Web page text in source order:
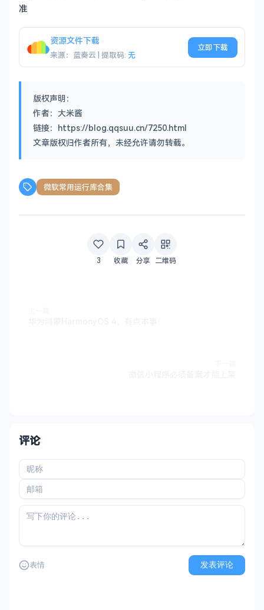
准
资源文件下载
来源：蓝奏云 | 提取码: 无
立即下载
版权声明：
作者：大米酱
链接：https://blog.qqsuu.cn/7250.html
文章版权归作者所有，未经允许请勿转载。
微软常用运行库合集
3 收藏 分享 二维码
评论
表情 发表评论